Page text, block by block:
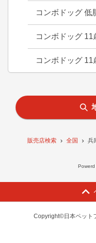
販売店検索 全国 兵
コンボドッグ 低
コンボドッグ 11
コンボドッグ 11
Powerd
Copyright©日本ペット